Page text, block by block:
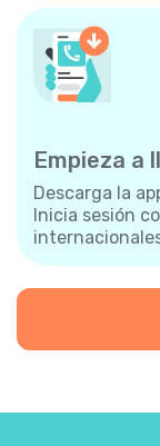
Empieza a
Descarga la
Inicia sesión